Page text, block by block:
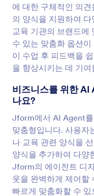
에 대한 구체적인 의
의 양식을 지원하여
교육 기관의 브랜드에
수 있는 맞춤화 옵션
이 수업 후 피드백을
을 향상시키는 데 기여
비즈니스를 위한 AI
나요?
Jform에서 AI Agent
맞춤형입니다. 사용자
나 교육 관련 양식을
양식을 추가하여 다양
Jform의 에이전트 디
웃을 완벽하게 제어할
빠르게 맞춤화할 수